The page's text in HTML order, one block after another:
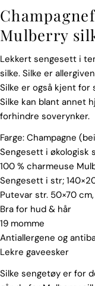
Mulberry
Lekkert sengesett i
silke. Silke er
Silke er også kjent for
Silke kan blant annet
forhindre soverynker.
Farge: Champagne
Sengesett i økologisk
100 % charmeuse
Sengesett i str;
Putevar str. 50×70
Bra for hud & hår
19 momme
Antiallergene og
Lekre gaveesker
Silke sengetøy er for